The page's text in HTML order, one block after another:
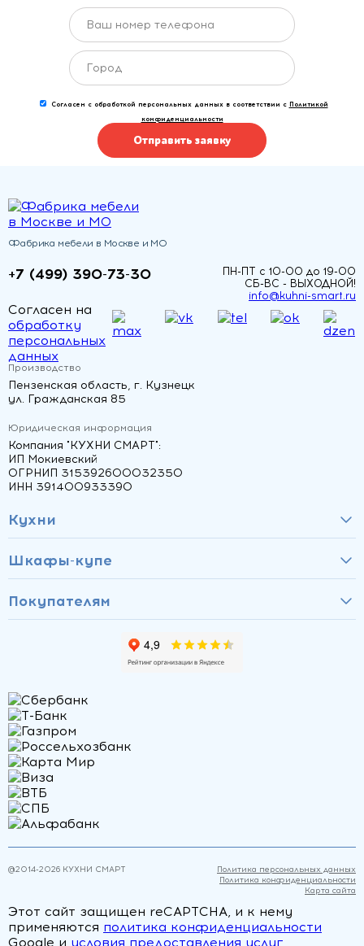
Согласен с обработкой персональных данных в соответствии с Политикой
конфиденциальности
Отправить заявку
Фабрика мебели в Москве и МО
+7 (499) 390-73-30
ПН-ПТ с 10-00 до 19-00
СБ-ВС - ВЫХОДНОЙ!
info@kuhni-smart.ru
Согласен на
обработку
персональных
данных
Производство
Пензенская область, г. Кузнецк
ул. Гражданская 85
Юридическая информация
Компания "КУХНИ СМАРТ":
ИП Мокиевский
ОГРНИП 315392600032350
ИНН 391400933390
Кухни
Шкафы-купе
Покупателям
@2014-2026 КУХНИ СМАРТ
Политика персональных данных
Политика конфиденциальности
Карта сайта
Этот сайт защищен reCAPTCHA, и к нему
применяются политика конфиденциальности
Google и условия предоставления услуг